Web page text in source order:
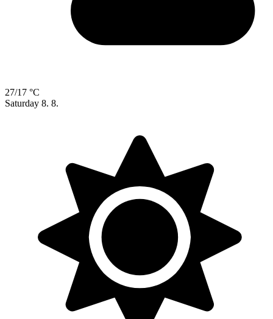
27/17 °C
Saturday 8. 8.